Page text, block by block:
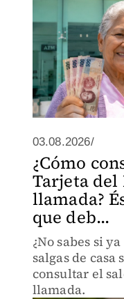
03.08.2026/
¿Cómo
Tarjeta
llamada?
que deb...
¿No sabes si
salgas de
consultar el
llamada.